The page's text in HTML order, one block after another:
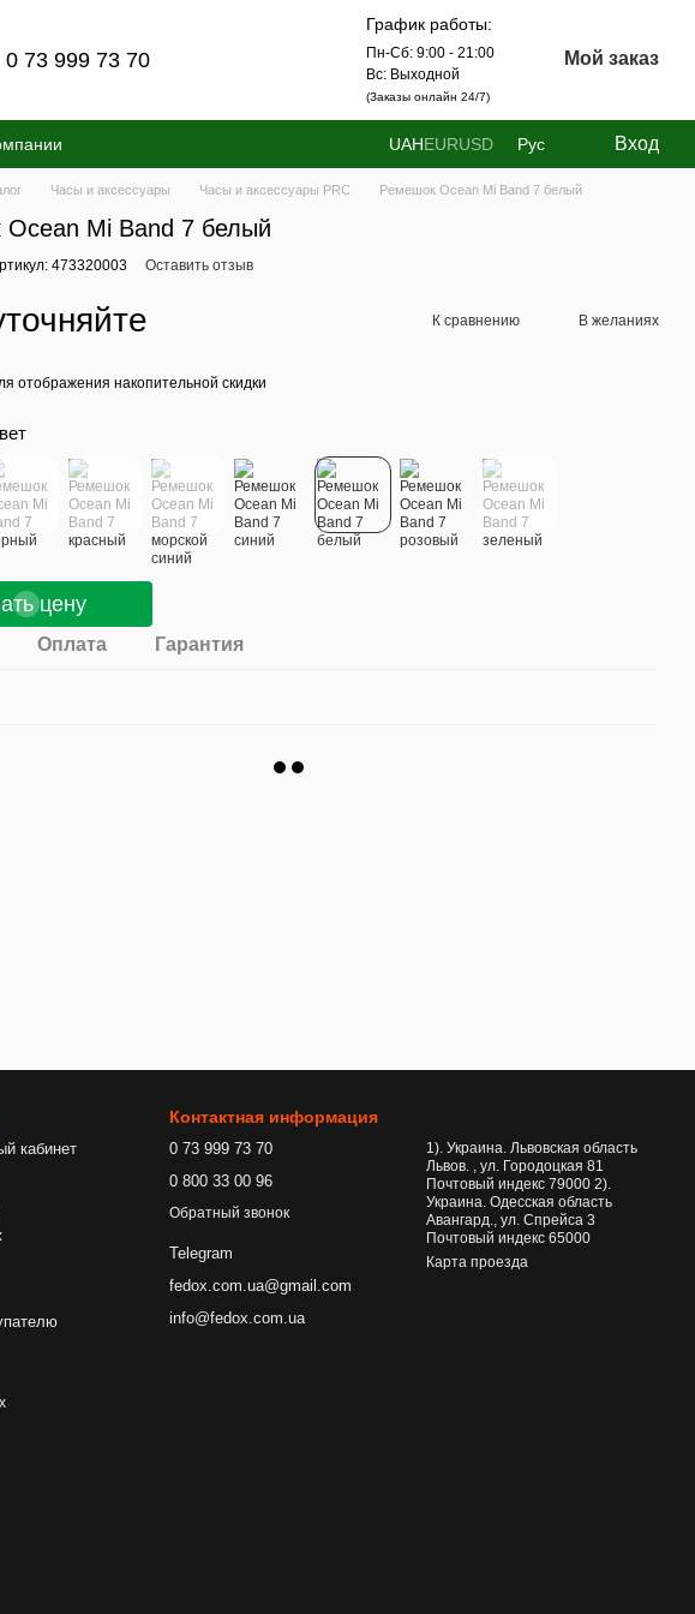
0 73 999 73 70
График работы:
Пн-Сб: 9:00 - 21:00
Вс: Выходной
(Заказы онлайн 24/7)
Мой заказ
UAHEURUSD Рус Вход
Часы и аксессуары Часы и аксессуары PRC Ремешок Ocean Mi Band 7 белый
Mi Band 7 белый
473320003 Оставить отзыв
К сравнению В желаниях
отображения накопительной скидки
цену
Оплата Гарантия
кабинет
Контактная информация
0 73 999 73 70
0 800 33 00 96
Обратный звонок
Telegram
fedox.com.ua@gmail.com
info@fedox.com.ua
1). Украина. Львовская область
Львов. , ул. Городоцкая 81
Почтовый индекс 79000 2).
Украина. Одесская область
Авангард., ул. Спрейса 3
Почтовый индекс 65000
Карта проезда